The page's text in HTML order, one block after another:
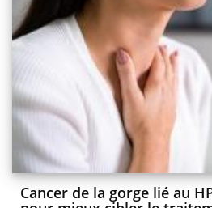
Cancer de la gorge lié au